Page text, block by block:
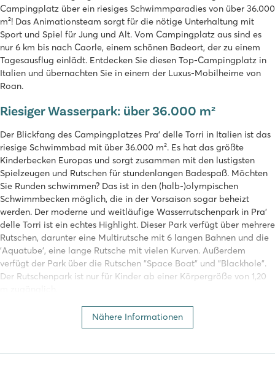
Campingplatz über ein riesiges Schwimmparadies von über 36.000
m²! Das Animationsteam sorgt für die nötige Unterhaltung mit
Sport und Spiel für Jung und Alt. Vom Campingplatz aus sind es
nur 6 km bis nach Caorle, einem schönen Badeort, der zu einem
Tagesausflug einlädt. Entdecken Sie diesen Top-Campingplatz in
Italien und übernachten Sie in einem der Luxus-Mobilheime von
Roan.
Riesiger Wasserpark: über 36.000 m²
Der Blickfang des Campingplatzes Pra' delle Torri in Italien ist das
riesige Schwimmbad mit über 36.000 m². Es hat das größte
Kinderbecken Europas und sorgt zusammen mit den lustigsten
Spielzeugen und Rutschen für stundenlangen Badespaß. Möchten
Sie Runden schwimmen? Das ist in den (halb-)olympischen
Schwimmbecken möglich, die in der Vorsaison sogar beheizt
werden. Der moderne und weitläufige Wasserrutschenpark in Pra'
delle Torri ist ein echtes Highlight. Dieser Park verfügt über mehrere
Rutschen, darunter eine Multirutsche mit 6 langen Bahnen und die
'Aquatube', eine lange Rutsche mit vielen Kurven. Außerdem
verfügt der Park über die Rutschen "Space Boat" und "Blackhole".
Der Rutschenpark ist nur für Kinder ab einer Körpergröße von 1,20
Strandliebhaber können den schönen Sandstrand an der Adria
können. Jung und Alt können hier auch verschiedene
Nähere Informationen